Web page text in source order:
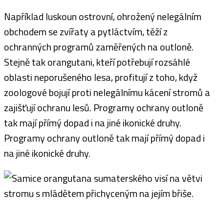
Například luskoun ostrovní, ohrožený nelegálním
obchodem se zvířaty a pytláctvím, těží z
ochranných programů zaměřených na outloně.
Stejně tak orangutani, kteří potřebují rozsáhlé
oblasti neporušeného lesa, profitují z toho, když
zoologové bojují proti nelegálnímu kácení stromů a
zajišťují ochranu lesů. Programy ochrany outloně
tak mají přímý dopad i na jiné ikonické druhy.
Programy ochrany outloně tak mají přímý dopad i
na jiné ikonické druhy.